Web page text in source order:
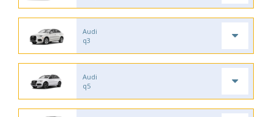
Audi
q3
Audi
q5